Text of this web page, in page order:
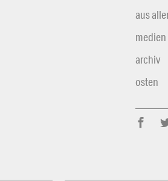
aus
medien
archiv
osten